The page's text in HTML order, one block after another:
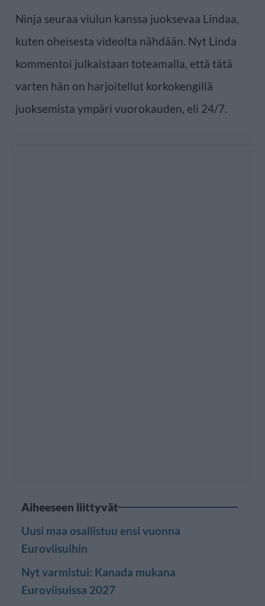
Ninja seuraa viulun kanssa juoksevaa Lindaa,
kuten oheisesta videolta nähdään. Nyt Linda
kommentoi julkaistaan toteamalla, että tätä
varten hän on harjoitellut korkokengillä
juoksemista ympäri vuorokauden, eli 24/7.
Aiheeseen liittyvät
Uusi maa osallistuu ensi vuonna
Euroviisuihin
Nyt varmistui: Kanada mukana
Euroviisuissa 2027